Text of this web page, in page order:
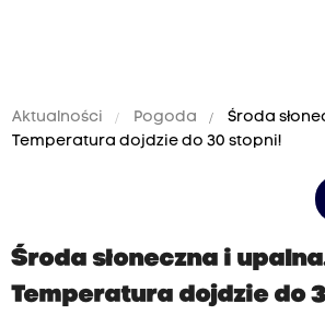
Aktualności Pogoda
Środa
Temperatura dojdzie do 30 stopni!
Środa słoneczna i
Temperatura dojdzie do